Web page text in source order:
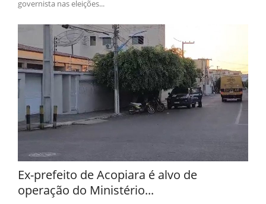
governista nas eleições...
Ex-prefeito de Acopiara é alvo de
operação do Ministério...